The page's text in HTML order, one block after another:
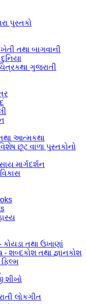
પુસ્તકો
તથા બાગવાની
ગુજરાતી
આત્મકથા
છૂટ વાળા પુસ્તકોનો
માર્ગદર્શન
કોયડા તથા ઉખાણાં
- શબ્દકોશ તથા જ્ઞાનકોશ
ફિલ્મ
શીખો
લોકગીત